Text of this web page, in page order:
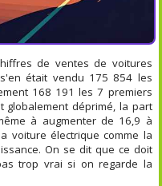
de ventes de voitures
était vendu 175 854 les
168 191 les 7 premiers
globalement déprimé, la part
à augmenter de 16,9 à
voiture électrique comme la
On se dit que ce doit
trop vrai si on regarde la